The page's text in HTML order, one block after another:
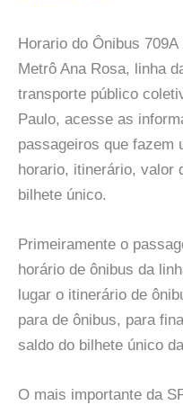
Horario do Ônibus
Metrô Ana Rosa, linha
transporte público
Paulo, acesse as
passageiros que fazem
horario, itinerário, valor
bilhete único.
Primeiramente o
horário de ônibus da
lugar o itinerário de
para de ônibus, para
saldo do bilhete único
O mais importante da